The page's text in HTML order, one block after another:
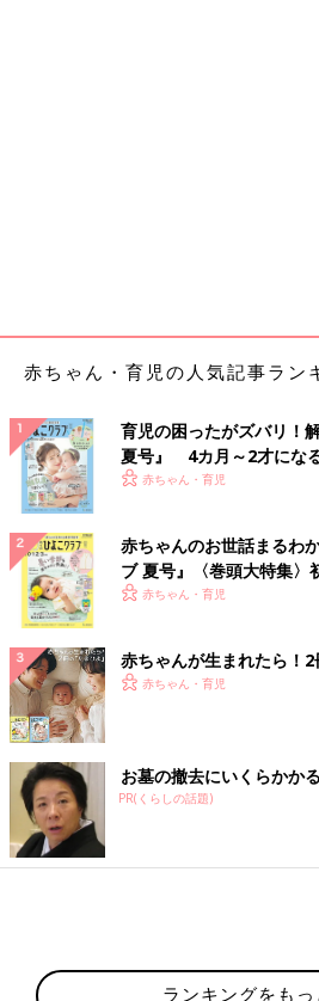
赤ちゃん・育児の人気記事ラン
育児の困ったがズバリ！
夏号』 4カ月～2才にな
いっぱい！
赤ちゃん・育児
赤ちゃんのお世話まるわ
ブ 夏号』〈巻頭大特集〉
く！ おっぱい・ミルクの
赤ちゃん・育児
赤ちゃんが生まれたら！2
赤ちゃん・育児
お墓の撤去にいくらかか
PR(くらしの話題)
ランキングをもっ